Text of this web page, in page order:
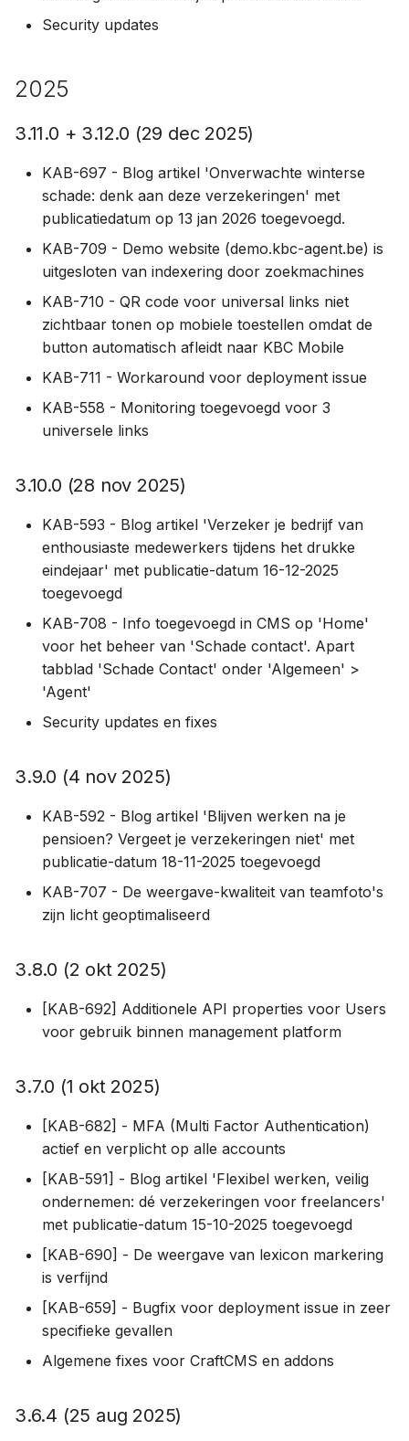
2019
1.1.9 (17 nov 2019)
1.1.8 (15 okt 2019)
1.1.7 (30 sep 2019)
1.1.6 (19 sep 2019)
1.1.5 (17 sep 2019)
1.1.4 (16 sep 2019)
1.1.3 (6 sept 2019)
1.1.2 (5 sep 2019)
1.1.1 (2 sep 2019)
1.1.0 (1 sep 2019)
1.0.15 (22 aug 2019)
1.0.14 (15 aug 2019)
1.0.12 (9 aug 2019)
1.0.11 (8 aug 2019)
1.0.9 (6 aug 2019)
1.0.8 (6 aug 2019)
1.0.7 (5 aug 2019)
Security updates
2025
3.11.0 + 3.12.0 (29 dec 2025)
KAB-697 - Blog artikel 'Onverwachte winterse
schade: denk aan deze verzekeringen' met
publicatiedatum op 13 jan 2026 toegevoegd.
KAB-709 - Demo website (demo.kbc-agent.be) is
uitgesloten van indexering door zoekmachines
KAB-710 - QR code voor universal links niet
zichtbaar tonen op mobiele toestellen omdat de
button automatisch afleidt naar KBC Mobile
KAB-711 - Workaround voor deployment issue
KAB-558 - Monitoring toegevoegd voor 3
universele links
3.10.0 (28 nov 2025)
KAB-593 - Blog artikel 'Verzeker je bedrijf van
enthousiaste medewerkers tijdens het drukke
eindejaar' met publicatie-datum 16-12-2025
toegevoegd
KAB-708 - Info toegevoegd in CMS op 'Home'
voor het beheer van 'Schade contact'. Apart
tabblad 'Schade Contact' onder 'Algemeen' >
'Agent'
Security updates en fixes
3.9.0 (4 nov 2025)
KAB-592 - Blog artikel 'Blijven werken na je
pensioen? Vergeet je verzekeringen niet' met
publicatie-datum 18-11-2025 toegevoegd
KAB-707 - De weergave-kwaliteit van teamfoto's
zijn licht geoptimaliseerd
3.8.0 (2 okt 2025)
[KAB-692] Additionele API properties voor Users
voor gebruik binnen management platform
3.7.0 (1 okt 2025)
[KAB-682] - MFA (Multi Factor Authentication)
actief en verplicht op alle accounts
[KAB-591] - Blog artikel 'Flexibel werken, veilig
ondernemen: dé verzekeringen voor freelancers'
met publicatie-datum 15-10-2025 toegevoegd
[KAB-690] - De weergave van lexicon markering
is verfijnd
[KAB-659] - Bugfix voor deployment issue in zeer
specifieke gevallen
Algemene fixes voor CraftCMS en addons
3.6.4 (25 aug 2025)